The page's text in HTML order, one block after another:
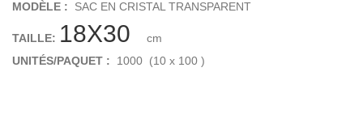
MODÈLE : SAC EN CRISTAL TRANSPARENT
TAILLE: 18X30
cm
UNITÉS/PAQUET : 1000 (10 x 100 )